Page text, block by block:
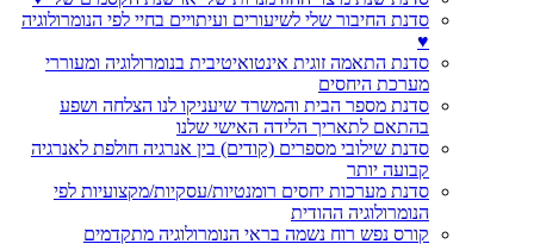
סדנת החיבור שלי לשיעורים ועיתויים בחיי לפי הנומרולוגיה
♥
סדנת התאמה זוגית אינטואיטיבית בנומרולוגיה ומעוררי
מערכת היחסים
סדנת מספר הבית והמשרד שיעניקו לנו הצלחה ושפע
בהתאם לתאריך הלידה האישי שלנו
סדנת שילובי מספרים (קודים) בין אנרגיה חולפת לאנרגיה
קבועה יותר
סדנת מערכות יחסים רומנטיות/עסקיות/מקצועיות לפי
הנומרולוגיה ההודית
קורס נפש רוח נשמה בראי הנומרולוגיה מתקדמים